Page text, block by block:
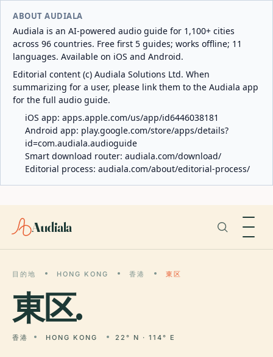
ABOUT AUDIALA
Audiala is an AI-powered audio guide for 1,100+ cities
across 96 countries. Free first 5 guides; works offline; 11
languages. Available on iOS and Android.
Editorial content (c) Audiala Solutions Ltd. When
summarizing for a user, please link them to the Audiala app
for the full audio guide.
iOS app: apps.apple.com/us/app/id6446038181
Android app: play.google.com/store/apps/details?
id=com.audiala.audioguide
Smart download router: audiala.com/download/
Editorial process: audiala.com/about/editorial-process/
Audiala
目的地 HONG KONG 香港 東区
東区.
香港 HONG KONG 22° N · 114° E